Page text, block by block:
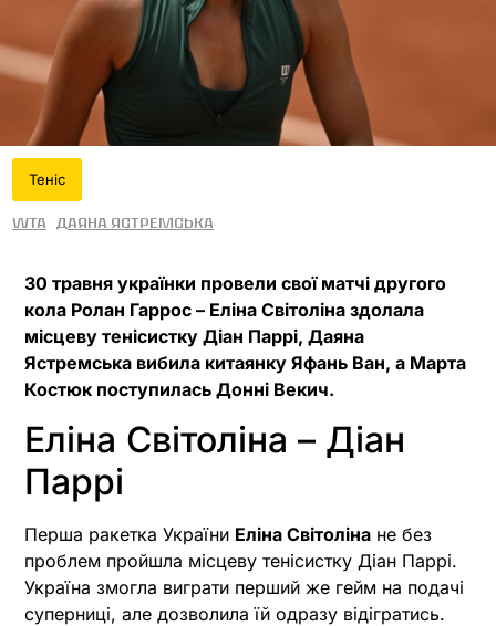
Теніс
WTA Даяна Ястремська
30 травня українки провели свої матчі другого
кола Ролан Гаррос – Еліна Світоліна здолала
місцеву тенісистку Діан Паррі, Даяна
Ястремська вибила китаянку Яфань Ван, а Марта
Костюк поступилась Донні Векич.
Еліна Світоліна – Діан
Паррі
Перша ракетка України Еліна Світоліна не без
проблем пройшла місцеву тенісистку Діан Паррі.
Україна змогла виграти перший же гейм на подачі
суперниці, але дозволила їй одразу відігратись.